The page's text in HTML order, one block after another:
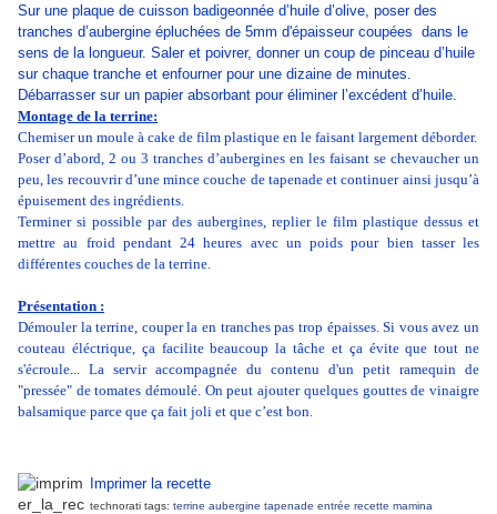
Sur une plaque de cuisson badigeonnée d’huile d’olive, poser des
tranches d’aubergine épluchées de 5mm d'épaisseur coupées dans le
sens de la longueur. Saler et poivrer, donner un coup de pinceau d’huile
sur chaque tranche et enfourner pour une dizaine de minutes.
Débarrasser sur un papier absorbant pour éliminer l’excédent d’huile.
Montage de la terrine:
Chemiser un moule à cake de film plastique en le faisant largement déborder.
Poser d’abord, 2 ou 3 tranches d’aubergines en les faisant se chevaucher un
peu, les recouvrir d’une mince couche de tapenade et continuer ainsi jusqu’à
épuisement des ingrédients.
Terminer si possible par des aubergines, replier le film plastique dessus et
mettre au froid pendant 24 heures avec un poids pour bien tasser les
différentes couches de la terrine.
Présentation :
Démouler la terrine, couper la en tranches pas trop épaisses. Si vous avez un
couteau éléctrique, ça facilite beaucoup la tâche et ça évite que tout ne
s'écroule... La servir accompagnée du contenu d'un petit ramequin de
"pressée" de tomates démoulé. On peut ajouter quelques gouttes de vinaigre
balsamique parce que ça fait joli et que c’est bon.
Imprimer la recette
technorati tags: terrine aubergine tapenade entrée recette mamina